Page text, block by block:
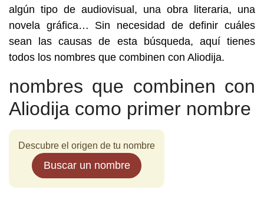
algún tipo de audiovisual, una obra literaria, una
novela gráfica… Sin necesidad de definir cuáles
sean las causas de esta búsqueda, aquí tienes
todos los nombres que combinen con Aliodija.
nombres que combinen con
Aliodija como primer nombre
Descubre el origen de tu nombre
Buscar un nombre